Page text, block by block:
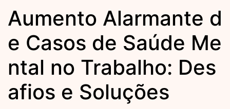
Aumento Alarmante d
e Casos de Saúde Me
ntal no Trabalho: Des
afios e Soluções